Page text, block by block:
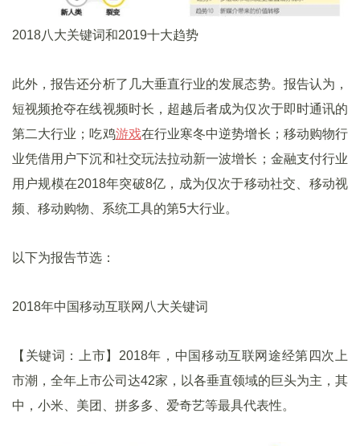
2018八大关键词和2019十大趋势
此外，报告还分析了几大垂直行业的发展态势。报告认为，
短视频抢夺在线视频时长，超越后者成为仅次于即时通讯的
第二大行业；吃鸡游戏在行业寒冬中逆势增长；移动购物行
业凭借用户下沉和社交玩法拉动新一波增长；金融支付行业
用户规模在2018年突破8亿，成为仅次于移动社交、移动视
频、移动购物、系统工具的第5大行业。
以下为报告节选：
2018年中国移动互联网八大关键词
【关键词：上市】2018年，中国移动互联网途经第四次上
市潮，全年上市公司达42家，以各垂直领域的巨头为主，其
中，小米、美团、拼多多、爱奇艺等最具代表性。